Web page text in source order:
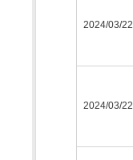
2024/03/22
2024/03/22